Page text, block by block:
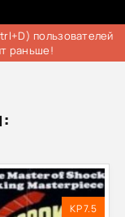
пользователей
раньше!
KP 7.5